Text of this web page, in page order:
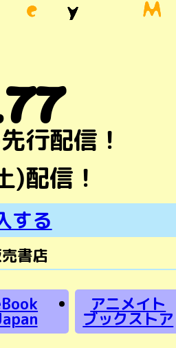
77
行配信！
配信！
する
書店
アニメイト
ブックストア